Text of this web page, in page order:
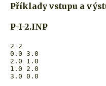
Příklady vstupu a
P-I-2.INP
2 2
0.0 3.0
2.0 1.0
1.0 2.0